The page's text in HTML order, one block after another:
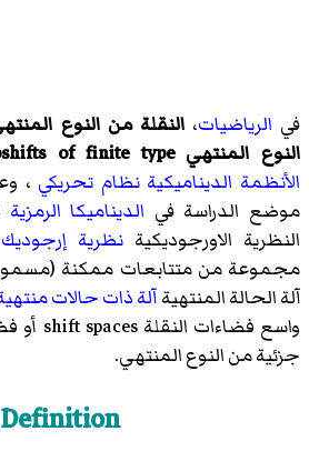
في الرياضيات،النقلة من النوع
النوع المنتهي of finite type
الأنظمة الديناميكية نظام تحريكي ،
موضع الدراسة في الديناميكا الرمزية
النظرية الاورجوديكية نظرية إرجوديك
مجموعة من متتابعات ممكنة
آلة الحالة المنتهيةآلة ذات حالات
واسع فضاءات النقلة shift spaces أو
جزئية من النوع المنتهي.
Definition